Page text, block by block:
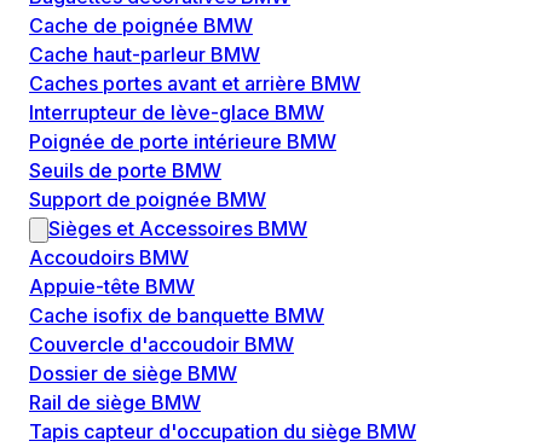
Cache de poignée BMW
Cache haut-parleur BMW
Caches portes avant et arrière BMW
Interrupteur de lève-glace BMW
Poignée de porte intérieure BMW
Seuils de porte BMW
Support de poignée BMW
Sièges et Accessoires BMW
Accoudoirs BMW
Appuie-tête BMW
Cache isofix de banquette BMW
Couvercle d'accoudoir BMW
Dossier de siège BMW
Rail de siège BMW
Tapis capteur d'occupation du siège BMW